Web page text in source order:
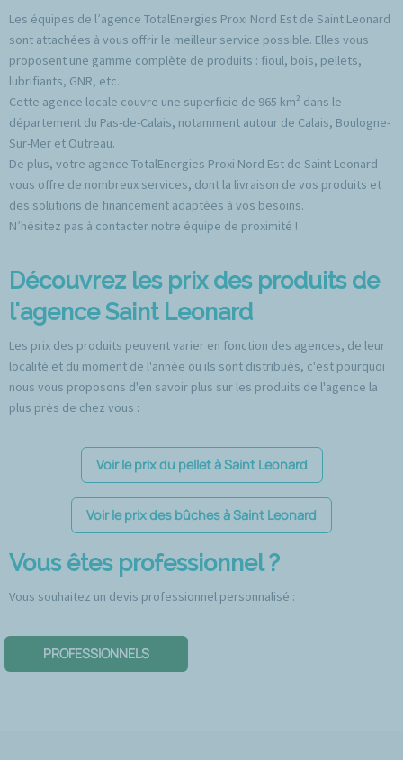
Les équipes de l’agence TotalEnergies Proxi Nord Est de Saint Leonard
sont attachées à vous offrir le meilleur service possible. Elles vous
proposent une gamme complète de produits : fioul, bois, pellets,
lubrifiants, GNR, etc.
Cette agence locale couvre une superficie de 965 km² dans le
département du Pas-de-Calais, notamment autour de Calais, Boulogne-
Sur-Mer et Outreau.
De plus, votre agence TotalEnergies Proxi Nord Est de Saint Leonard
vous offre de nombreux services, dont la livraison de vos produits et
des solutions de financement adaptées à vos besoins.
N’hésitez pas à contacter notre équipe de proximité !
Découvrez les prix des produits de
l'agence Saint Leonard
Les prix des produits peuvent varier en fonction des agences, de leur
localité et du moment de l'année ou ils sont distribués, c'est pourquoi
nous vous proposons d'en savoir plus sur les produits de l'agence la
plus près de chez vous :
Voir le prix du pellet à Saint Leonard
Voir le prix des bûches à Saint Leonard
Vous êtes professionnel ?
Vous souhaitez un devis professionnel personnalisé :
PROFESSIONNELS